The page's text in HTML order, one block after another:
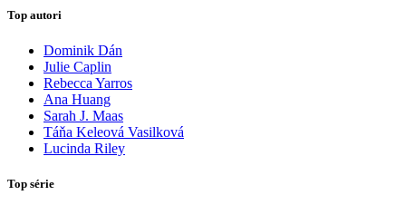
Top autori
Dominik Dán
Julie Caplin
Rebecca Yarros
Ana Huang
Sarah J. Maas
Táňa Keleová Vasilková
Lucinda Riley
Top série